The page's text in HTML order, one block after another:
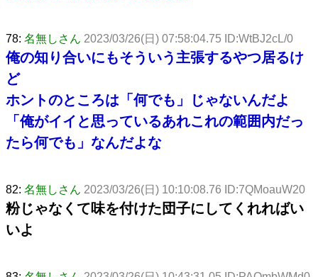
78: 名無しさん 2023/03/26(日) 07:58:04.75 ID:WtBJ2cL/0
俺の知り合いにもそういう主張するやつ居るけ
ど
ホントのところは「何でも」じゃないんだよ
「俺がイイと思っているあれこれの範囲内だっ
たら何でも」なんだよな
82: 名無しさん 2023/03/26(日) 10:10:08.76 ID:7QMoauW20
粉じゃなくて味を付けた団子にしてくれればい
いよ